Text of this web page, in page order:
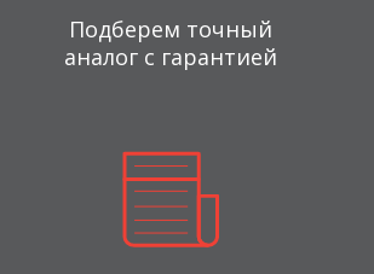
Подберем точный
аналог с гарантией